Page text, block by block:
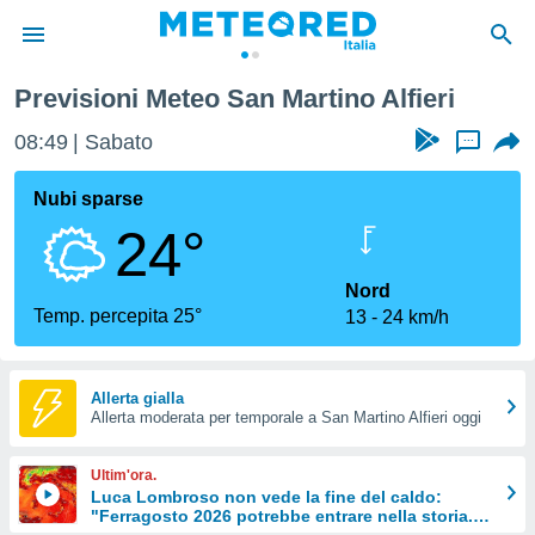
di
per
le
di
Web
le
Previsioni Meteo San Martino Alfieri
08:49 Sabato ...
Nubi sparse
24°
Temp. percepita 25°
Nord
13
24 km/h
Allerta gialla
Allerta moderata per temporale a San Martino Alfieri oggi
Ultim'ora.
Luca Lombroso non vede la fine del caldo:
"Ferragosto 2026 potrebbe entrare nella storia.